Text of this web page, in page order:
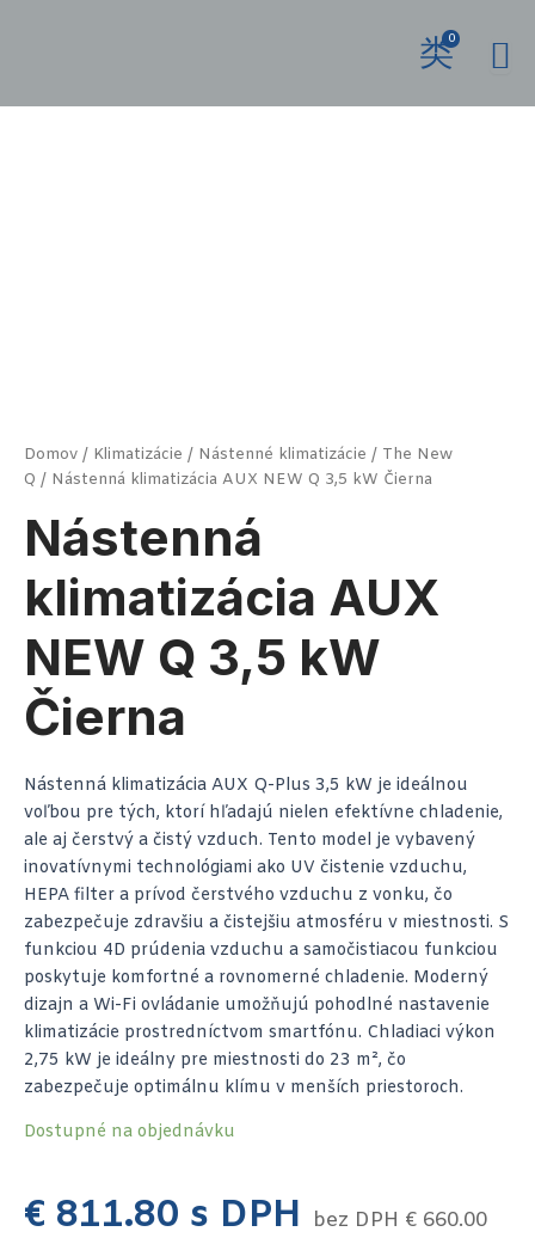
0
Domov / Klimatizácie / Nástenné klimatizácie / The New
Q / Nástenná klimatizácia AUX NEW Q 3,5 kW Čierna
Nástenná
klimatizácia AUX
NEW Q 3,5 kW
Čierna
Nástenná klimatizácia AUX Q-Plus 3,5 kW je ideálnou
voľbou pre tých, ktorí hľadajú nielen efektívne chladenie,
ale aj čerstvý a čistý vzduch. Tento model je vybavený
inovatívnymi technológiami ako UV čistenie vzduchu,
HEPA filter a prívod čerstvého vzduchu z vonku, čo
zabezpečuje zdravšiu a čistejšiu atmosféru v miestnosti. S
funkciou 4D prúdenia vzduchu a samočistiacou funkciou
poskytuje komfortné a rovnomerné chladenie. Moderný
dizajn a Wi-Fi ovládanie umožňujú pohodlné nastavenie
klimatizácie prostredníctvom smartfónu. Chladiaci výkon
2,75 kW je ideálny pre miestnosti do 23 m², čo
zabezpečuje optimálnu klímu v menších priestoroch.
Dostupné na objednávku
€ 811.80 s DPH bez DPH € 660.00